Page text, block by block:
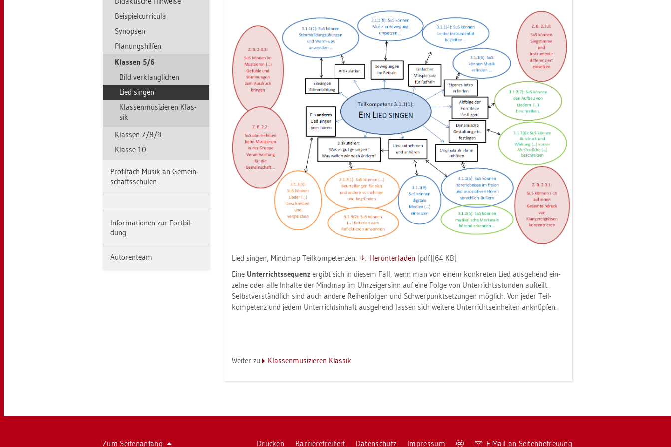
Bei­spiel­cur­ri­cu­la
Syn­op­sen
Pla­nungs­hil­fen
Klas­sen 5/6
Bild ver­klang­li­chen
Lied sin­gen
Klas­sen­mu­si­zie­ren Klas­
sik
Klas­sen 7/8/9
Klas­se 10
Pro­fil­fach Musik an Ge­mein­
schafts­schu­len
In­for­ma­tio­nen zur Fort­bil­
dung
Au­to­ren­team Lied sin­gen, Mind­map Teil­kom­pe­ten­zen: Her­un­ter­la­den [pdf][64 KB]
Eine Un­ter­richts­se­quenz er­gibt sich in die­sem Fall, wenn man von einem kon­kre­ten Lied aus­ge­hend ein­
zel­ne oder alle In­hal­te der Mind­map im Uhr­zei­ger­sinn auf eine Folge von Un­ter­richts­stun­den auf­teilt.
Selbst­ver­ständ­lich sind auch an­de­re Rei­hen­fol­gen und Schwer­punkt­set­zun­gen mög­lich. Von jeder Teil­
kom­pe­tenz und jedem Un­ter­richts­in­halt aus­ge­hend las­sen sich wei­te­re Un­ter­richts­ein­hei­ten an­knüp­fen.
Wei­ter zu Klas­sen­mu­si­zie­ren Klas­sik
Dru­cken Bar­rie­re­frei­heit Da­ten­schutz Im­pres­sum Co­ E-Mail an Sei­ten­be­treu­ung
Zum Sei­ten­an­fang